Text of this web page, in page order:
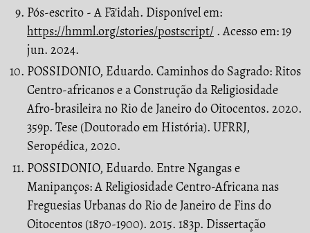
Pós-escrito - A Fā'idah. Disponível em:
https://hmml.org/stories/postscript/ . Acesso em: 19
jun. 2024.
POSSIDONIO, Eduardo. Caminhos do Sagrado: Ritos
Centro-africanos e a Construção da Religiosidade
Afro-brasileira no Rio de Janeiro do Oitocentos. 2020.
359p. Tese (Doutorado em História). UFRRJ,
Seropédica, 2020.
POSSIDONIO, Eduardo. Entre Ngangas e
Manipanços: A Religiosidade Centro-Africana nas
Freguesias Urbanas do Rio de Janeiro de Fins do
Oitocentos (1870-1900). 2015. 183p. Dissertação